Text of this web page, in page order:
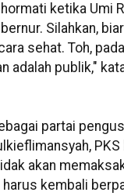
ketika Umi
Silahkan,
sehat. Toh,
adalah publik,"
partai
akan
kembali